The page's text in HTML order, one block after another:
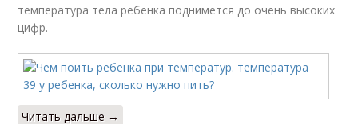
температура тела ребенка поднимется до очень высоких
цифр.
Читать дальше →